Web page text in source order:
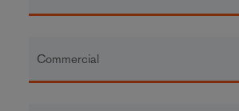
Commercial